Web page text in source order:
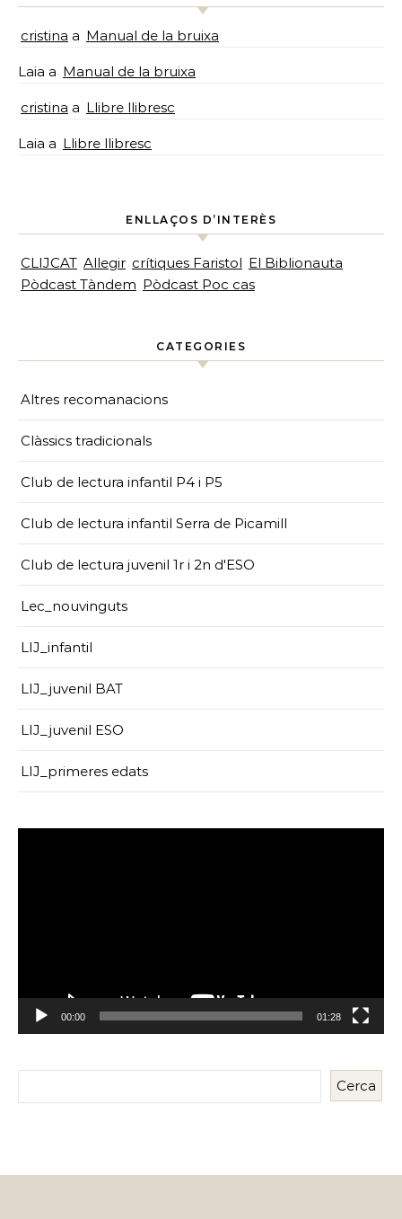
cristina a Manual de la bruixa
Laia a Manual de la bruixa
cristina a Llibre llibresc
Laia a Llibre llibresc
ENLLAÇOS D’INTERÈS
CLIJCAT Allegir crítiques Faristol El Biblionauta
Pòdcast Tàndem Pòdcast Poc cas
CATEGORIES
Altres recomanacions
Clàssics tradicionals
Club de lectura infantil P4 i P5
Club de lectura infantil Serra de Picamill
Club de lectura juvenil 1r i 2n d'ESO
Lec_nouvinguts
LIJ_infantil
LIJ_juvenil BAT
LIJ_juvenil ESO
LIJ_primeres edats
00:00 01:28
Cerca